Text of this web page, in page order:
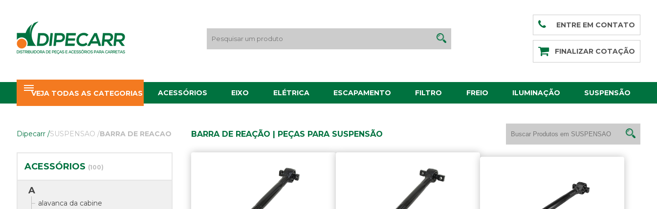
ENTRE EM CONTATO
FINALIZAR COTAÇÃO
VEJA TODAS AS CATEGORIAS ACESSÓRIOS EIXO ELÉTRICA ESCAPAMENTO FILTRO FREIO ILUMINAÇÃO SUSPENSÃO
Dipecarr /SUSPENSAO /BARRA DE REACAO
ACESSÓRIOS (100)
A
alavanca da cabine
BARRA DE REAÇÃO | PEÇAS PARA SUSPENSÃO